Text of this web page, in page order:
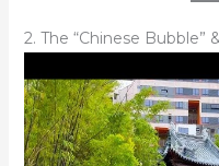
2. The “Chinese Bubble”